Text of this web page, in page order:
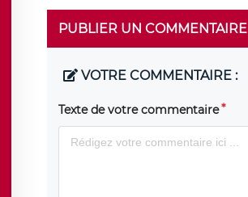
PUBLIER UN COMMENTAIRE
VOTRE COMMENTAIRE :
Texte de votre commentaire